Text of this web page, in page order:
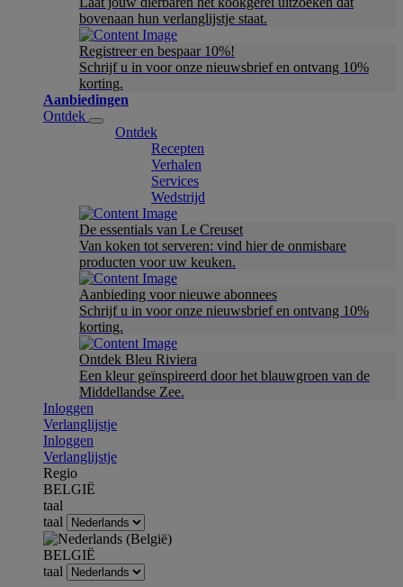
bovenaan hun verlanglijstje staat.
Registreer en bespaar 10%!
Schrijf u in voor onze nieuwsbrief en ontvang 10%
korting.
Aanbiedingen
Ontdek
Ontdek
Recepten
Verhalen
Services
Wedstrijd
De essentials van Le Creuset
Van koken tot serveren: vind hier de onmisbare
producten voor uw keuken.
Aanbieding voor nieuwe abonnees
Schrijf u in voor onze nieuwsbrief en ontvang 10%
korting.
Ontdek Bleu Riviera
Een kleur geïnspireerd door het blauwgroen van de
Middellandse Zee.
Inloggen
Verlanglijstje
Inloggen
Verlanglijstje
Regio
BELGIË
taal
taal
BELGIË
taal